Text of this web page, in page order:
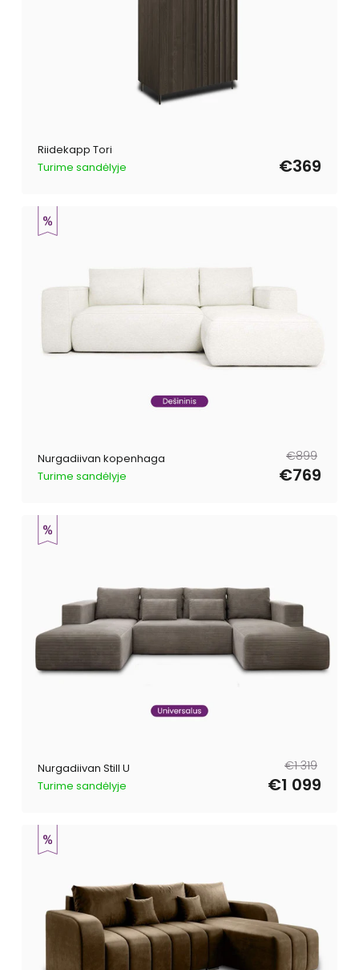
Riidekapp Tori
Turime sandėlyje
€369
Nurgadiivan kopenhaga
Turime sandėlyje
Tavahind
€899
Müügihind
€769
Nurgadiivan Still U
Turime sandėlyje
Tavahind
€1 319
Müügihind
€1 099